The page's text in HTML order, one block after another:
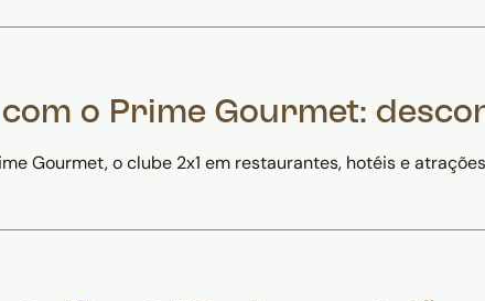
o Prime Gourmet:
Gourmet, o clube 2x1 em restaurantes, hotéis e